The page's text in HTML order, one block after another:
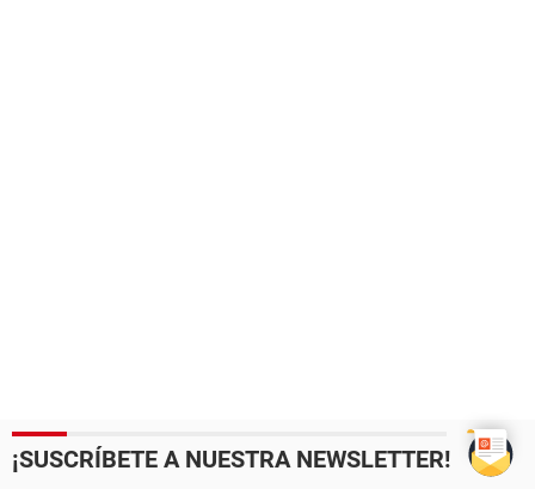
¡SUSCRÍBETE A NUESTRA NEWSLETTER!